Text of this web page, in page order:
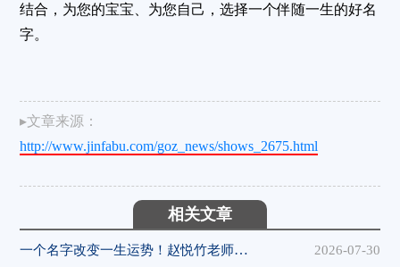
结合，为您的宝宝、为您自己，选择一个伴随一生的好名
字。
▸文章来源：
http://www.jinfabu.com/goz_news/shows_2675.html
相关文章
一个名字改变一生运势！赵悦竹老师二十年起名经验，姓名学+八字+五行 2026-07-30